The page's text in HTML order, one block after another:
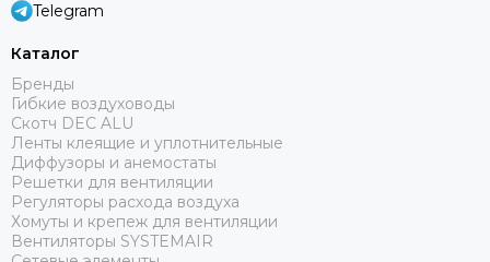
Telegram
Каталог
Бренды
Гибкие воздуховоды
Скотч DEC ALU
Ленты клеящие и уплотнительные
Диффузоры и анемостаты
Решетки для вентиляции
Регуляторы расхода воздуха
Хомуты и крепеж для вентиляции
Вентиляторы SYSTEMAIR